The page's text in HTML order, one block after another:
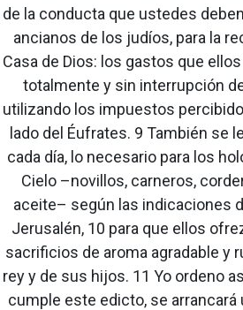
de la conducta que ustedes
ancianos de los judíos, para la
Casa de Dios: los gastos que
totalmente y sin interrupción
utilizando los impuestos
lado del Éufrates. 9 También se
cada día, lo necesario para los
Cielo –novillos, carneros,
aceite– según las indicaciones
Jerusalén, 10 para que ellos
sacrificios de aroma agradable y
rey y de sus hijos. 11 Yo ordeno
cumple este edicto, se arrancará